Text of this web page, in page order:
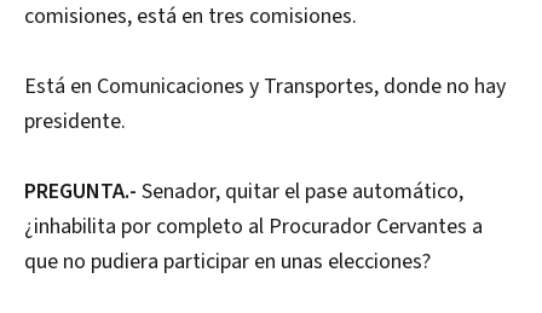
comisiones, está en tres comisiones.
Está en Comunicaciones y Transportes, donde no hay
presidente.
PREGUNTA.- Senador, quitar el pase automático,
¿inhabilita por completo al Procurador Cervantes a
que no pudiera participar en unas elecciones?